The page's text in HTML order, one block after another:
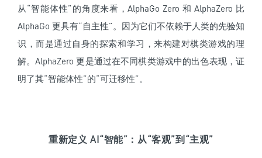
从“智能体性”的角度来看，AlphaGo Zero 和 AlphaZero 比
AlphaGo 更具有“自主性”。因为它们不依赖于人类的先验知
识，而是通过自身的探索和学习，来构建对棋类游戏的理
解。AlphaZero 更是通过在不同棋类游戏中的出色表现，证
明了其“智能体性”的“可迁移性”。
重新定义 AI“智能”：从“客观”到“主观”